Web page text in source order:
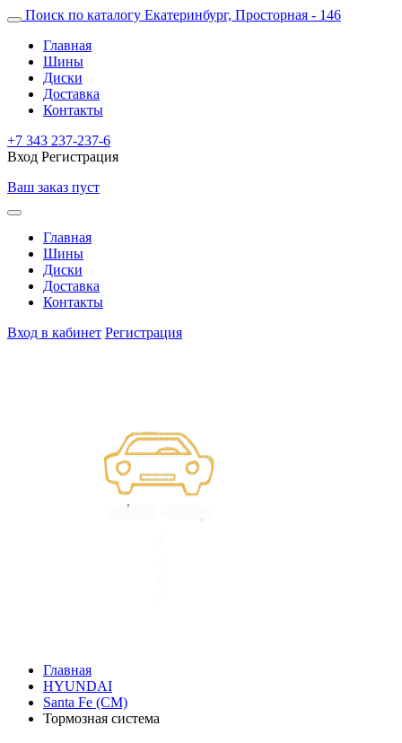
Поиск по каталогу Екатеринбург, Просторная - 146
Главная
Шины
Диски
Доставка
Контакты
+7 343 237-237-6
Вход Регистрация
Ваш заказ пуст
Главная
Шины
Диски
Доставка
Контакты
Вход в кабинет Регистрация
Главная
HYUNDAI
Santa Fe (CM)
Тормозная система